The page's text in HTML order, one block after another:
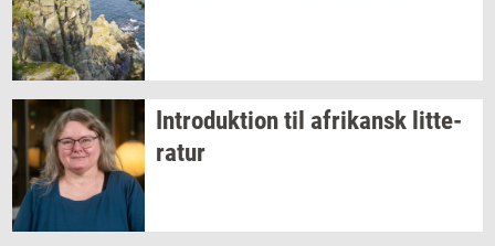
In­tro­duk­tiontil afri­kansk lit­te­
ra­tur